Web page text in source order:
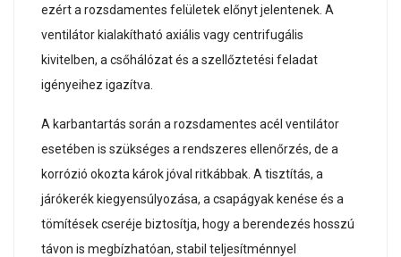
ezért a rozsdamentes felületek előnyt jelentenek. A
ventilátor kialakítható axiális vagy centrifugális
kivitelben, a csőhálózat és a szellőztetési feladat
igényeihez igazítva.
A karbantartás során a rozsdamentes acél ventilátor
esetében is szükséges a rendszeres ellenőrzés, de a
korrózió okozta károk jóval ritkábbak. A tisztítás, a
járókerék kiegyensúlyozása, a csapágyak kenése és a
tömítések cseréje biztosítja, hogy a berendezés hosszú
távon is megbízhatóan, stabil teljesítménnyel